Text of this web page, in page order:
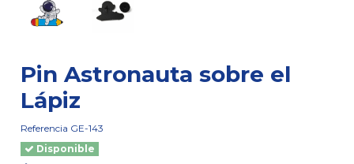
Pin Astronauta sobre el
Lápiz
Referencia GE-143
Disponible